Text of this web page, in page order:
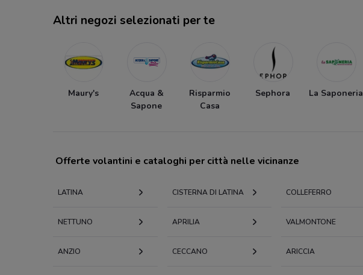
Altri negozi selezionati per te
Maury's
Acqua &
Sapone
Risparmio
Casa
Sephora La Saponeria
Offerte volantini e cataloghi per città nelle vicinanze
LATINA CISTERNA DI LATINA COLLEFERRO
NETTUNO APRILIA VALMONTONE
ANZIO CECCANO ARICCIA